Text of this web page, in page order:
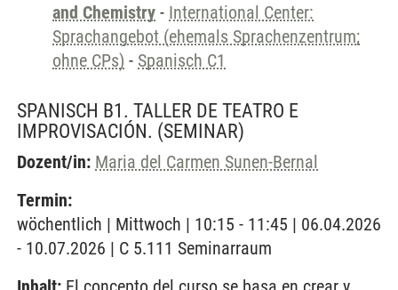
and Chemistry - International Center:
Sprachangebot (ehemals Sprachenzentrum;
ohne CPs) - Spanisch C1
SPANISCH B1. TALLER DE TEATRO E
IMPROVISACIÓN. (SEMINAR)
Dozent/in: Maria del Carmen Sunen-Bernal
Termin:
wöchentlich | Mittwoch | 10:15 - 11:45 | 06.04.2026
- 10.07.2026 | C 5.111 Seminarraum